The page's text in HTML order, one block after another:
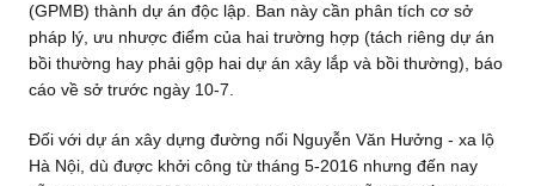
(GPMB) thành dự án độc lập. Ban này cần phân tích cơ sở
pháp lý, ưu nhược điểm của hai trường hợp (tách riêng dự án
bồi thường hay phải gộp hai dự án xây lắp và bồi thường), báo
cáo về sở trước ngày 10-7.
Đối với dự án xây dựng đường nối Nguyễn Văn Hưởng - xa lộ
Hà Nội, dù được khởi công từ tháng 5-2016 nhưng đến nay